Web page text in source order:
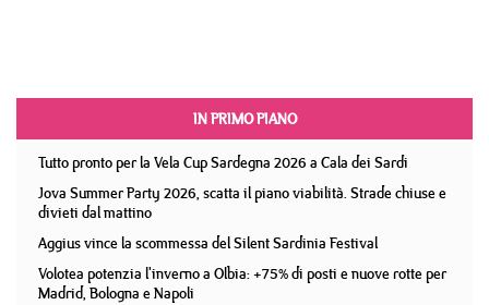
IN PRIMO PIANO
Tutto pronto per la Vela Cup Sardegna 2026 a Cala dei Sardi
Jova Summer Party 2026, scatta il piano viabilità. Strade chiuse e
divieti dal mattino
Aggius vince la scommessa del Silent Sardinia Festival
Volotea potenzia l'inverno a Olbia: +75% di posti e nuove rotte per
Madrid, Bologna e Napoli